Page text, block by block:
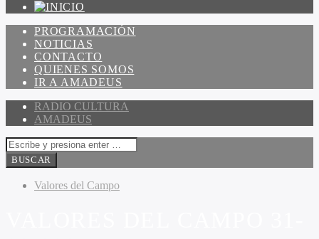
PROGRAMACIÓN
NOTICIAS
CONTACTO
QUIENES SOMOS
IR A AMADEUS
RADIO CULTURA
AMADEUS
Valores del Campo